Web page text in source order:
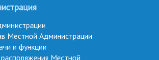
Местной Администрации
и функции
Местной